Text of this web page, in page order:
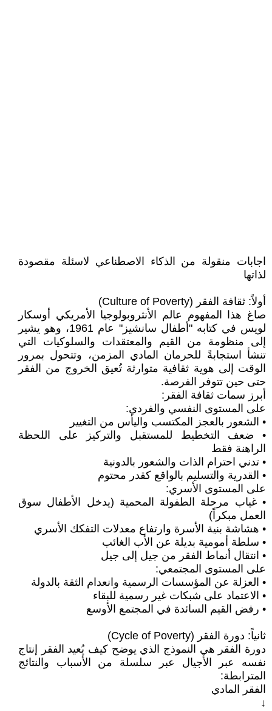
اجابات منقولة من الذكاء الاصطناعي لاسئلة مقصودة
لذاتها
أولاً: ثقافة الفقر (Culture of Poverty)
صاغ هذا المفهوم عالم الأنثروبولوجيا الأمريكي أوسكار
لويس في كتابه "أطفال سانشيز" عام 1961، وهو يشير
إلى منظومة من القيم والمعتقدات والسلوكيات التي
تنشأ استجابةً للحرمان المادي المزمن، وتتحول بمرور
الوقت إلى هوية ثقافية متوارثة تُعيق الخروج من الفقر
حتى حين تتوفر الفرصة.
أبرز سمات ثقافة الفقر:
على المستوى النفسي والفردي:
• الشعور بالعجز المكتسب واليأس من التغيير
• ضعف التخطيط للمستقبل والتركيز على اللحظة
الراهنة فقط
• تدني احترام الذات والشعور بالدونية
• القدرية والتسليم بالواقع كقدر محتوم
على المستوى الأسري:
• غياب مرحلة الطفولة المحمية (يدخل الأطفال سوق
العمل مبكراً)
• هشاشة بنية الأسرة وارتفاع معدلات التفكك الأسري
• سلطة أمومية بديلة عن الأب الغائب
• انتقال أنماط الفقر من جيل إلى جيل
على المستوى المجتمعي:
• العزلة عن المؤسسات الرسمية وانعدام الثقة بالدولة
• الاعتماد على شبكات غير رسمية للبقاء
• رفض القيم السائدة في المجتمع الأوسع
ثانياً: دورة الفقر (Cycle of Poverty)
دورة الفقر هي النموذج الذي يوضح كيف يُعيد الفقر إنتاج
نفسه عبر الأجيال عبر سلسلة من الأسباب والنتائج
المترابطة:
الفقر المادي
↓